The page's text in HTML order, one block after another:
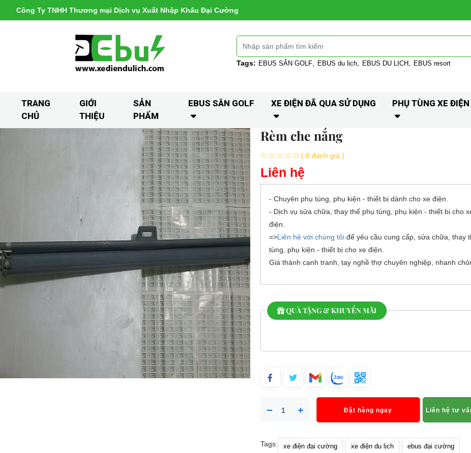
Công Ty TNHH Thương mại Dịch vụ Xuất Nhập Khẩu Đại Cường
Tags: EBUS SÂN GOLF EBUS du lịch EBUS DU LỊCH EBUS resort
TRANG
CHỦ
GIỚI
THIỆU
SẢN
PHẨM
EBUS SÂN GOLF XE ĐIỆN ĐÃ QUA SỬ DỤNG PHỤ TÙNG XE ĐIỆN
Rèm che nắng
( 0 đánh giá )
Liên hệ
- Chuyên phụ tùng, phụ kiện - thiết bị dành cho xe điện.
- Dịch vụ sửa chữa, thay thế phụ tùng, phụ kiện - thiết bị cho
điện.
=>Liên hệ với chúng tôiđể yêu cầu cung cấp, sửa chữa, thay
tùng, phụ kiện - thiết bị cho xe điện.
Giá thành cạnh tranh, tay nghề thợ chuyên nghiệp, nhanh
QUÀ TẶNG & KHUYẾN MÃI
Đặt hàng ngay Liên hệ tư
Tags: xe điện đại cường xe điện du lịch ebus đại cường